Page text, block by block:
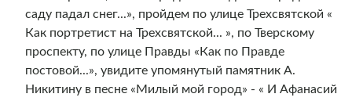
саду падал снег...», пройдем по улице Трехсвятской «
Как портретист на Трехсвятской... », по Тверскому
проспекту, по улице Правды «Как по Правде
постовой...», увидите упомянутый памятник А.
Никитину в песне «Милый мой город» - « И Афанасий